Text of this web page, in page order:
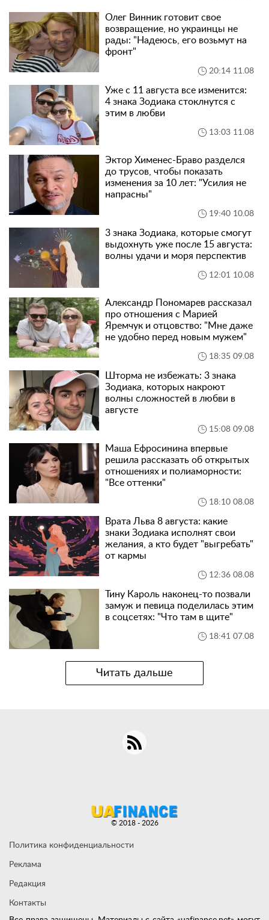
Олег Винник готовит свое
возвращение, но украинцы не
рады: "Надеюсь, его возьмут на
фронт"
20:14 11.08
Уже с 11 августа все изменится:
4 знака Зодиака стоклнутся с
этим в любви
13:03 11.08
Эктор Хименес-Браво разделся
до трусов, чтобы показать
изменения за 10 лет: "Усилия не
напрасны"
19:40 10.08
3 знака Зодиака, которые смогут
выдохнуть уже после 15 августа:
волны удачи и моря перспектив
12:01 10.08
Александр Пономарев рассказал
про отношения с Марией
Яремчук и отцовство: "Мне даже
не удобно перед новым мужем"
18:35 09.08
Шторма не избежать: 3 знака
Зодиака, которых накроют
волны сложностей в любви в
августе
15:08 09.08
Маша Ефросинина впервые
решила рассказать об открытых
отношениях и полиаморности:
"Все оттенки"
18:10 08.08
Врата Льва 8 августа: какие
знаки Зодиака исполнят свои
желания, а кто будет "выгребать"
от кармы
12:36 08.08
Тину Кароль наконец-то позвали
замуж и певица поделилась этим
в соцсетях: "Что там в щите"
18:41 07.08
Читать дальше
Политика конфиденциальности
Реклама
Редакция
Контакты
© 2018 - 2026